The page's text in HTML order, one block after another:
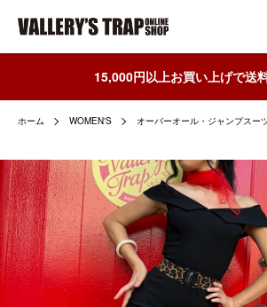
15,000円以上お買い上げで送
ホーム WOMEN'S オーバーオール・ジャンプスー